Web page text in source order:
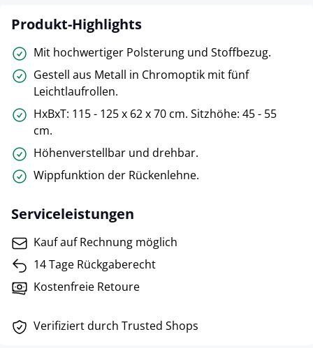
Produkt-Highlights
Mit hochwertiger Polsterung und Stoffbezug.
Gestell aus Metall in Chromoptik mit fünf
Leichtlaufrollen.
HxBxT: 115 - 125 x 62 x 70 cm. Sitzhöhe: 45 - 55
cm.
Höhenverstellbar und drehbar.
Wippfunktion der Rückenlehne.
Serviceleistungen
Kauf auf Rechnung möglich
14 Tage Rückgaberecht
Kostenfreie Retoure
Verifiziert durch Trusted Shops